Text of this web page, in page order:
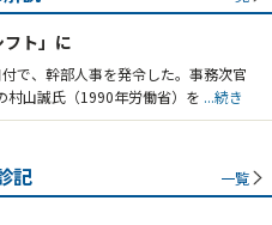
ト」に
で、幹部人事を発令した。事務次官
村山誠氏（1990年労働省）を ...続き
記 一覧